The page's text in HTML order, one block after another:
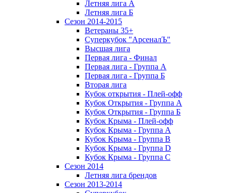
Летняя лига А
Летняя лига Б
Сезон 2014-2015
Ветераны 35+
Суперкубок "АрсеналЪ"
Высшая лига
Первая лига - Финал
Первая лига - Группа А
Первая лига - Группа Б
Вторая лига
Кубок открытия - Плей-офф
Кубок Открытия - Группа А
Кубок Открытия - Группа Б
Кубок Крыма - Плей-офф
Кубок Крыма - Группа A
Кубок Крыма - Группа B
Кубок Крыма - Группа D
Кубок Крыма - Группа C
Сезон 2014
Летняя лига брендов
Сезон 2013-2014